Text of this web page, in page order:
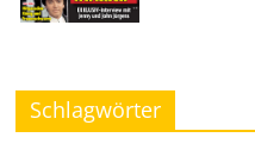
Schlagwörter